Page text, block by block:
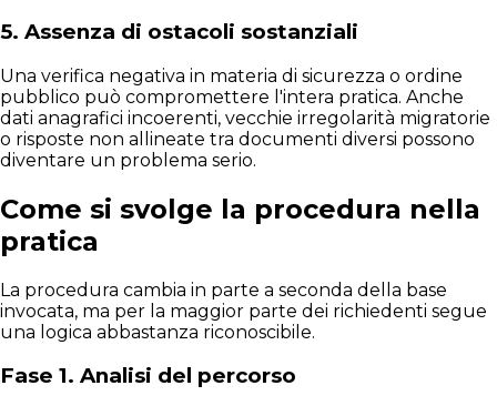
5. Assenza di ostacoli sostanziali
Una verifica negativa in materia di sicurezza o ordine
pubblico può compromettere l'intera pratica. Anche
dati anagrafici incoerenti, vecchie irregolarità migratorie
o risposte non allineate tra documenti diversi possono
diventare un problema serio.
Come si svolge la procedura nella
pratica
La procedura cambia in parte a seconda della base
invocata, ma per la maggior parte dei richiedenti segue
una logica abbastanza riconoscibile.
Fase 1. Analisi del percorso